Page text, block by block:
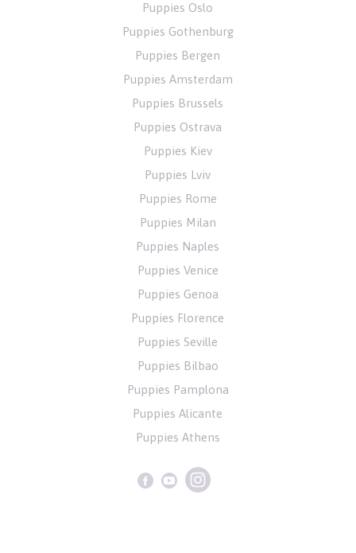
Puppies Oslo
Puppies Gothenburg
Puppies Bergen
Puppies Amsterdam
Puppies Brussels
Puppies Ostrava
Puppies Kiev
Puppies Lviv
Puppies Rome
Puppies Milan
Puppies Naples
Puppies Venice
Puppies Genoa
Puppies Florence
Puppies Seville
Puppies Bilbao
Puppies Pamplona
Puppies Alicante
Puppies Athens